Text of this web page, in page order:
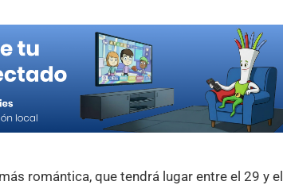
romántica, que tendrá lugar entre el 29 y el